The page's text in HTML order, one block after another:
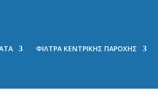
ΦΙΛΤΡΑ ΚΕΝΤΡΙΚΗΣ ΠΑΡΟΧΗΣ